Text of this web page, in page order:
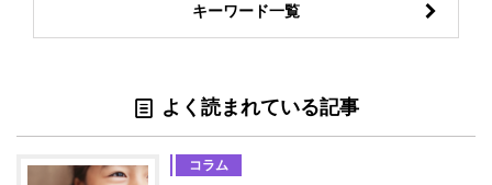
キーワード一覧
よく読まれている記事
コラム